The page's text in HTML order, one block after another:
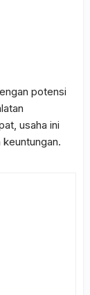
potensi
usaha ini
keuntungan.